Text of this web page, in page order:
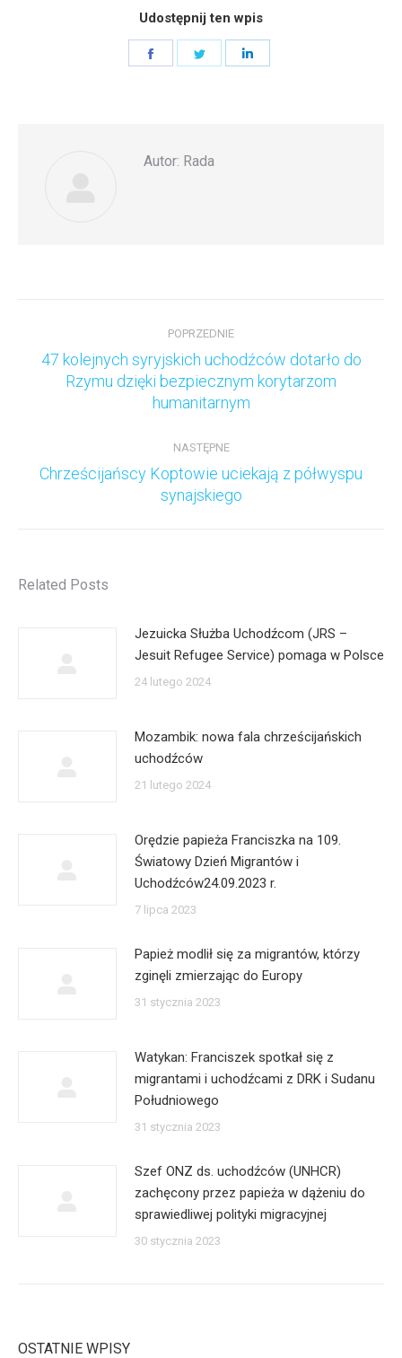
Udostępnij ten wpis
Autor: Rada
POPRZEDNIE
Poprzedni
wpis:
47 kolejnych syryjskich uchodźców dotarło do
Rzymu dzięki bezpiecznym korytarzom
humanitarnym
NASTĘPNE
Następny
wpis:
Chrześcijańscy Koptowie uciekają z półwyspu
synajskiego
Related Posts
Jezuicka Służba Uchodźcom (JRS –
Jesuit Refugee Service) pomaga w Polsce
24 lutego 2024
Mozambik: nowa fala chrześcijańskich
uchodźców
21 lutego 2024
Orędzie papieża Franciszka na 109.
Światowy Dzień Migrantów i
Uchodźców24.09.2023 r.
7 lipca 2023
Papież modlił się za migrantów, którzy
zginęli zmierzając do Europy
31 stycznia 2023
Watykan: Franciszek spotkał się z
migrantami i uchodźcami z DRK i Sudanu
Południowego
31 stycznia 2023
Szef ONZ ds. uchodźców (UNHCR)
zachęcony przez papieża w dążeniu do
sprawiedliwej polityki migracyjnej
30 stycznia 2023
OSTATNIE WPISY